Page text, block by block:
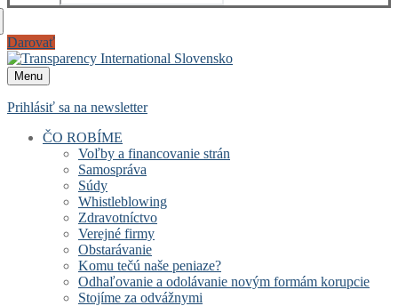
Darovať
Menu
Prihlásiť sa na newsletter
ČO ROBÍME
Voľby a financovanie strán
Samospráva
Súdy
Whistleblowing
Zdravotníctvo
Verejné firmy
Obstarávanie
Komu tečú naše peniaze?
Odhaľovanie a odolávanie novým formám korupcie
Stojíme za odvážnymi